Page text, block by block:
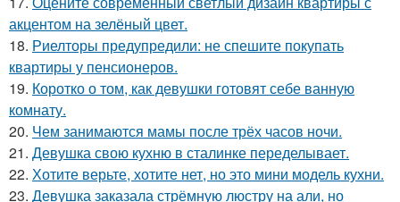
акцентом на зелёный цвет.
18. Риелторы предупредили: не спешите покупать
квартиры у пенсионеров.
19. Коротко о том, как девушки готовят себе ванную
комнату.
20. Чем занимаются мамы после трёх часов ночи.
21. Девушка свою кухню в сталинке переделывает.
22. Хотите верьте, хотите нет, но это мини модель кухни.
23. Девушка заказала стрёмную люстру на али, но